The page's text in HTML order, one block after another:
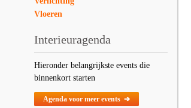
Vloeren
Interieuragenda
Hieronder belangrijkste events die
binnenkort starten
Agenda voor meer events ➔